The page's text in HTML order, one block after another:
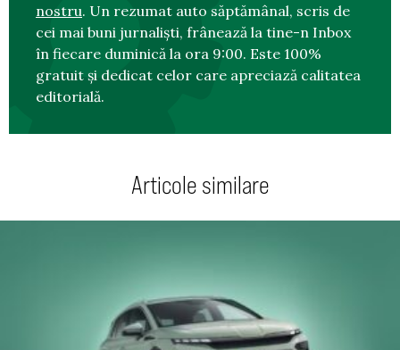
nostru. Un rezumat auto săptămânal, scris de
cei mai buni jurnaliști, frânează la tine-n Inbox
în fiecare duminică la ora 9:00. Este 100%
gratuit și dedicat celor care apreciază calitatea
editorială.
Articole similare